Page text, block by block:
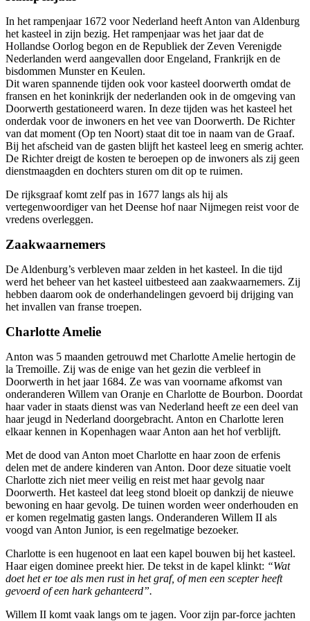
In het rampenjaar 1672 voor Nederland heeft Anton van Aldenburg
het kasteel in zijn bezig. Het rampenjaar was het jaar dat de
Hollandse Oorlog begon en de Republiek der Zeven Verenigde
Nederlanden werd aangevallen door Engeland, Frankrijk en de
bisdommen Munster en Keulen.
Dit waren spannende tijden ook voor kasteel doorwerth omdat de
fransen en het koninkrijk der nederlanden ook in de omgeving van
Doorwerth gestationeerd waren. In deze tijden was het kasteel het
onderdak voor de inwoners en het vee van Doorwerth. De Richter
van dat moment (Op ten Noort) staat dit toe in naam van de Graaf.
Bij het afscheid van de gasten blijft het kasteel leeg en smerig achter.
De Richter dreigt de kosten te beroepen op de inwoners als zij geen
dienstmaagden en dochters sturen om dit op te ruimen.
De rijksgraaf komt zelf pas in 1677 langs als hij als
vertegenwoordiger van het Deense hof naar Nijmegen reist voor de
vredens overleggen.
Zaakwaarnemers
De Aldenburg’s verbleven maar zelden in het kasteel. In die tijd
werd het beheer van het kasteel uitbesteed aan zaakwaarnemers. Zij
hebben daarom ook de onderhandelingen gevoerd bij drijging van
het invallen van franse troepen.
Charlotte Amelie
Anton was 5 maanden getrouwd met Charlotte Amelie hertogin de
la Tremoille. Zij was de enige van het gezin die verbleef in
Doorwerth in het jaar 1684. Ze was van voorname afkomst van
onderanderen Willem van Oranje en Charlotte de Bourbon. Doordat
haar vader in staats dienst was van Nederland heeft ze een deel van
haar jeugd in Nederland doorgebracht. Anton en Charlotte leren
elkaar kennen in Kopenhagen waar Anton aan het hof verblijft.
Met de dood van Anton moet Charlotte en haar zoon de erfenis
delen met de andere kinderen van Anton. Door deze situatie voelt
Charlotte zich niet meer veilig en reist met haar gevolg naar
Doorwerth. Het kasteel dat leeg stond bloeit op dankzij de nieuwe
bewoning en haar gevolg. De tuinen worden weer onderhouden en
er komen regelmatig gasten langs. Onderanderen Willem II als
voogd van Anton Junior, is een regelmatige bezoeker.
Charlotte is een hugenoot en laat een kapel bouwen bij het kasteel.
Haar eigen dominee preekt hier. De tekst in de kapel klinkt: “Wat
doet het er toe als men rust in het graf, of men een scepter heeft
gevoerd of een hark gehanteerd”.
Willem II komt vaak langs om te jagen. Voor zijn par-force jachten